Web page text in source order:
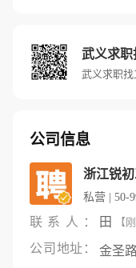
武义求职
武义求职找
公司信息
浙江锐
私营 | 50-
联系人： 田 【
公司地址： 金圣